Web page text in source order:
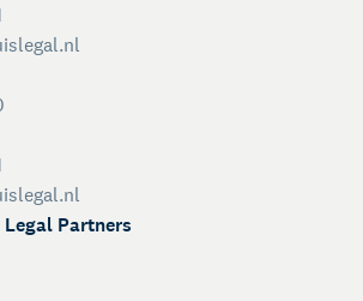
Partners